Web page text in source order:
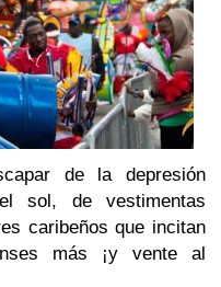
de la depresión
sol, de vestimentas
caribeños que incitan
más ¡y vente al